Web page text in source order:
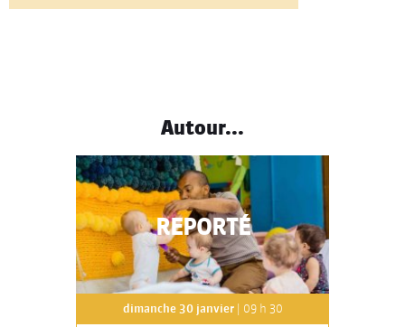
Autour...
REPORTÉ
dimanche 30 janvier| 09 h 30